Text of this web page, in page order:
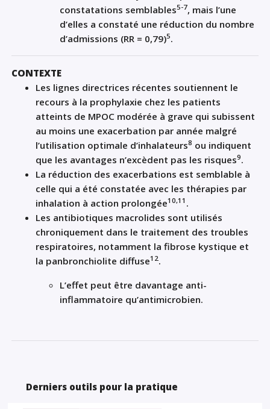
constatations semblables5-7, mais l’une
d’elles a constaté une réduction du nombre
d’admissions (RR = 0,79)5.
CONTEXTE
Les lignes directrices récentes soutiennent le
recours à la prophylaxie chez les patients
atteints de MPOC modérée à grave qui subissent
au moins une exacerbation par année malgré
l’utilisation optimale d’inhalateurs8 ou indiquent
que les avantages n’excèdent pas les risques9.
La réduction des exacerbations est semblable à
celle qui a été constatée avec les thérapies par
inhalation à action prolongée10,11 .
Les antibiotiques macrolides sont utilisés
chroniquement dans le traitement des troubles
respiratoires, notamment la fibrose kystique et
la panbronchiolite diffuse12.
L’effet peut être davantage anti-
inflammatoire qu’antimicrobien.
Derniers outils pour la pratique